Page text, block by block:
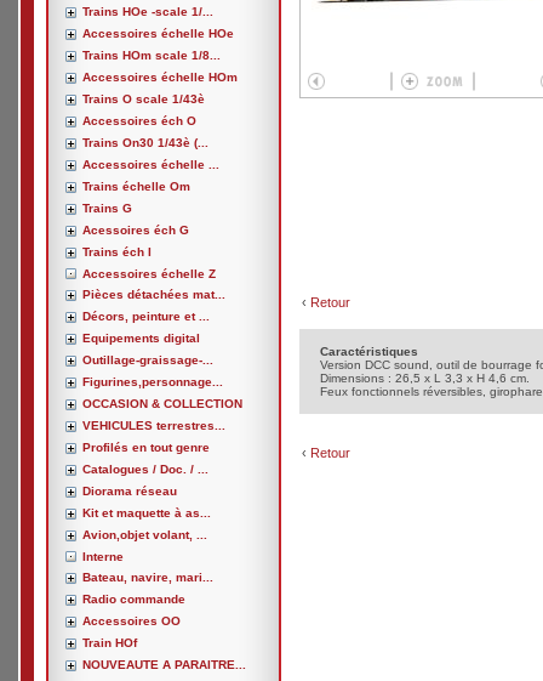
Trains HOe -scale 1/...
Accessoires échelle HOe
Trains HOm scale 1/8...
Accessoires échelle HOm
Trains O scale 1/43è
Accessoires éch O
Trains On30 1/43è (...
Accessoires échelle ...
Trains échelle Om
Trains G
Acessoires éch G
Trains éch I
Accessoires échelle Z
Pièces détachées mat...
Décors, peinture et ...
Equipements digital
Outillage-graissage-...
Figurines,personnage...
OCCASION & COLLECTION
VEHICULES terrestres...
Profilés en tout genre
Catalogues / Doc. / ...
Diorama réseau
Kit et maquette à as...
Avion,objet volant, ...
Interne
Bateau, navire, mari...
Radio commande
Accessoires OO
Train HOf
NOUVEAUTE A PARAITRE...
‹ Retour
Caractéristiques
Version DCC sound, outil de bourrage
Dimensions : 26,5 x L 3,3 x H 4,6 cm.
Feux fonctionnels réversibles,
‹ Retour